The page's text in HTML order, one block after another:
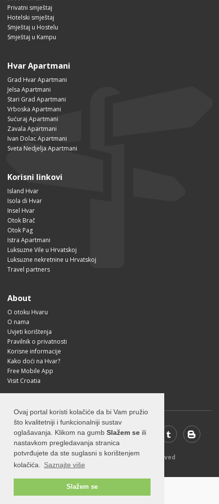
Ovaj portal koristi kolačiće da bi Vam pružio
što kvalitetniji i funkcionalniji sustav
oglašavanja. Klikom na gumb Slažem se ili
nastavkom pregledavanja stranica
potvrđujete da ste suglasni s korištenjem
kolačića.
Saznajte više
Slažem se
Privatni smještaj
Hotelski smještaj
Smještaj u Hostelu
Smještaj u Kampu
Hvar Apartmani
Grad Hvar Apartmani
Jelsa Apartmani
Stari Grad Apartmani
Vrboska Apartmani
Sućuraj Apartmani
Zavala Apartmani
Ivan Dolac Apartmani
Sveta Nedjelja Apartmani
Korisni linkovi
Island Hvar
Isola di Hvar
Insel Hvar
Otok Brač
Otok Pag
Istra Apartmani
Luksuzne Vile u Hrvatskoj
Luksuzne nekretnine u Hrvatskoj
Travel partners
About
O otoku Hvaru
O nama
Uvjeti korištenja
Pravilnik o privatnosti
Korisne informacije
Kako doći na Hvar?
Free Mobile App
Visit Croatia
© 2026 Visit-Hvar.com - All rights reserved